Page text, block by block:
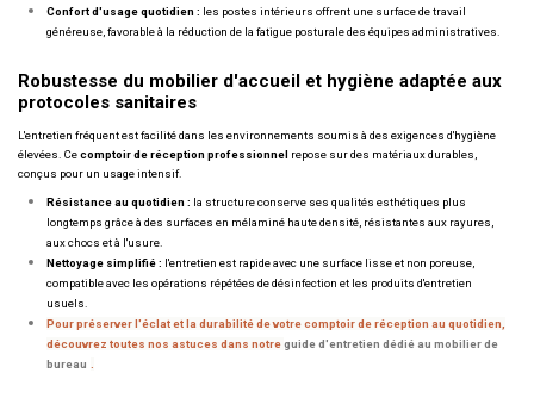
Confort d'usage quotidien : les postes intérieurs offrent une surface de travail
généreuse, favorable à la réduction de la fatigue posturale des équipes administratives.
Robustesse du mobilier d'accueil et hygiène adaptée aux
protocoles sanitaires
L'entretien fréquent est facilité dans les environnements soumis à des exigences d'hygiène
élevées. Cecomptoir de réception professionnel repose sur des matériaux durables,
conçus pour un usage intensif.
Résistance au quotidien : la structure conserve ses qualités esthétiques plus
longtemps grâce à des surfaces en mélaminé haute densité, résistantes aux rayures,
aux chocs et à l'usure.
Nettoyage simplifié : l'entretien est rapide avec une surface lisse et non poreuse,
compatible avec les opérations répétées de désinfection et les produits d'entretien
usuels.
Pour préserver l'éclat et la durabilité de votre comptoir de réception au quotidien,
découvrez toutes nos astuces dans notreguide d'entretien dédié au mobilier de
bureau